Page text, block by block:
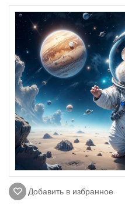
Добавить в избранное